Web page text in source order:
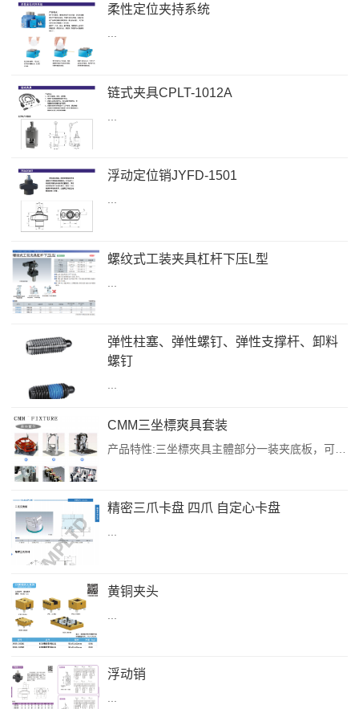
柔性定位夹持系统
...
链式夹具CPLT-1012A
浮动定位销JYFD-1501
...
螺纹式工装夹具杠杆下压L型
弹性柱塞、弹性螺钉、弹性支撑杆、卸料
螺钉
...
CMM三坐標爽具套装
精密三爪卡盘 四爪 自定心卡盘
...
黄铜夹头
浮动销
...